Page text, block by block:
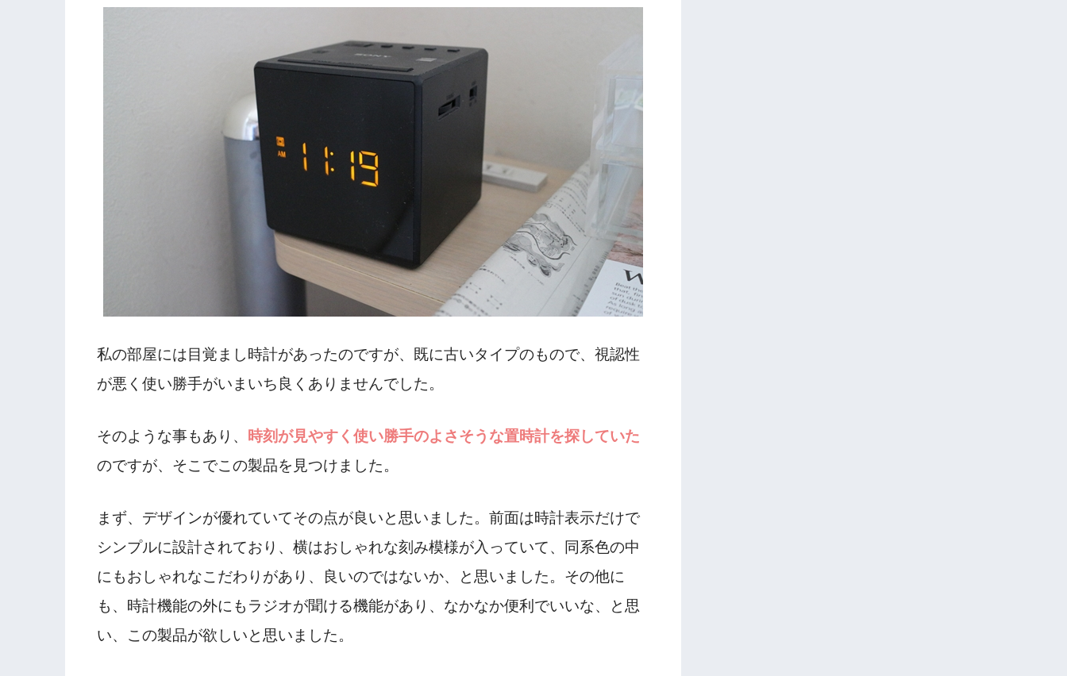
私の部屋には目覚まし時計があったのですが、既に古いタイプのもので、視認性
が悪く使い勝手がいまいち良くありませんでした。
そのような事もあり、
時刻が見やすく使い勝手のよさそうな置時計を探していた
のですが、そこでこの製品を見つけました。
まず、デザインが優れていてその点が良いと思いました。前面は時計表示だけで
シンプルに設計されており、横はおしゃれな刻み模様が入っていて、同系色の中
にもおしゃれなこだわりがあり、良いのではないか、と思いました。その他に
も、時計機能の外にもラジオが聞ける機能があり、なかなか便利でいいな、と思
い、この製品が欲しいと思いました。